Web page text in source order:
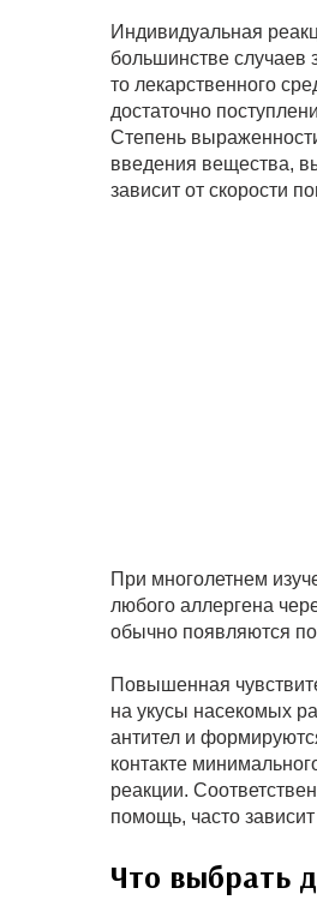
Индивидуальная
большинстве случаев
то лекарственного
достаточно
Степень
введения вещества,
зависит от скорости
При многолетнем
любого аллергена
обычно появляются
Повышенная
на укусы насекомых
антител и
контакте
реакции.
помощь, часто
Что выбрать